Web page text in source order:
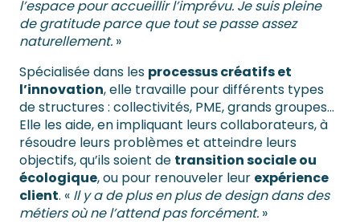
l’espace pour accueillir l’imprévu. Je suis pleine
de gratitude parce que tout se passe assez
naturellement. »
Spécialisée dans les processus créatifs et
l’innovation, elle travaille pour différents types
de structures : collectivités, PME, grands groupes…
Elle les aide, en impliquant leurs collaborateurs, à
résoudre leurs problèmes et atteindre leurs
objectifs, qu’ils soient de transition sociale ou
écologique, ou pour renouveler leur expérience
client. « Il y a de plus en plus de design dans des
métiers où ne l’attend pas forcément. »